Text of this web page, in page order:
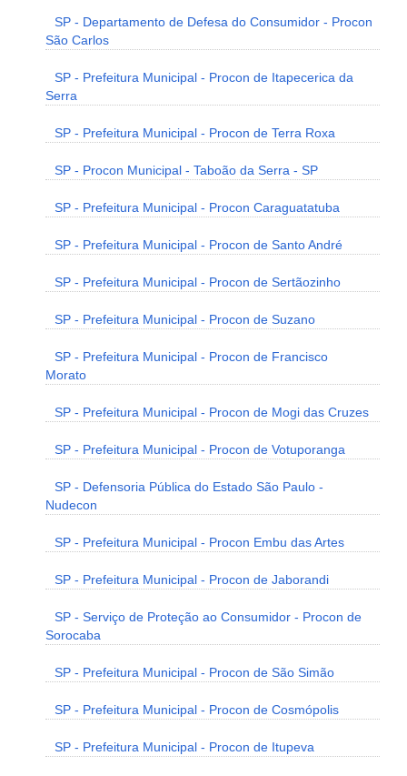
SP - Departamento de Defesa do Consumidor - Procon
São Carlos
SP - Prefeitura Municipal - Procon de Itapecerica da
Serra
SP - Prefeitura Municipal - Procon de Terra Roxa
SP - Procon Municipal - Taboão da Serra - SP
SP - Prefeitura Municipal - Procon Caraguatatuba
SP - Prefeitura Municipal - Procon de Santo André
SP - Prefeitura Municipal - Procon de Sertãozinho
SP - Prefeitura Municipal - Procon de Suzano
SP - Prefeitura Municipal - Procon de Francisco
Morato
SP - Prefeitura Municipal - Procon de Mogi das Cruzes
SP - Prefeitura Municipal - Procon de Votuporanga
SP - Defensoria Pública do Estado São Paulo -
Nudecon
SP - Prefeitura Municipal - Procon Embu das Artes
SP - Prefeitura Municipal - Procon de Jaborandi
SP - Serviço de Proteção ao Consumidor - Procon de
Sorocaba
SP - Prefeitura Municipal - Procon de São Simão
SP - Prefeitura Municipal - Procon de Cosmópolis
SP - Prefeitura Municipal - Procon de Itupeva